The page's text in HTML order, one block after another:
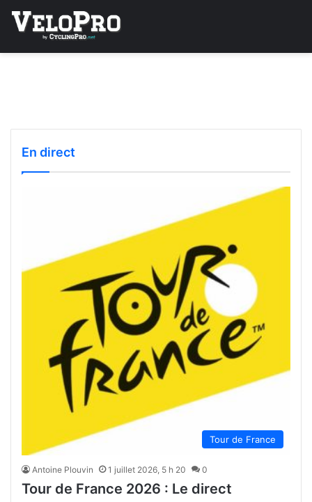
En direct
Tour de France
Antoine Plouvin 1 juillet 2026, 5 h 20 0
Tour de France 2026 : Le direct